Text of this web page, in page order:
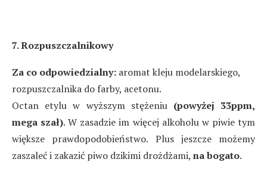
7. Rozpuszczalnikowy
Za co odpowiedzialny: aromat kleju modelarskiego,
rozpuszczalnika do farby, acetonu.
Octan etylu w wyższym stężeniu (powyżej 33ppm,
mega szał). W zasadzie im więcej alkoholu w piwie tym
większe prawdopodobieństwo. Plus jeszcze możemy
zaszaleć i zakazić piwo dzikimi drożdżami, na bogato.